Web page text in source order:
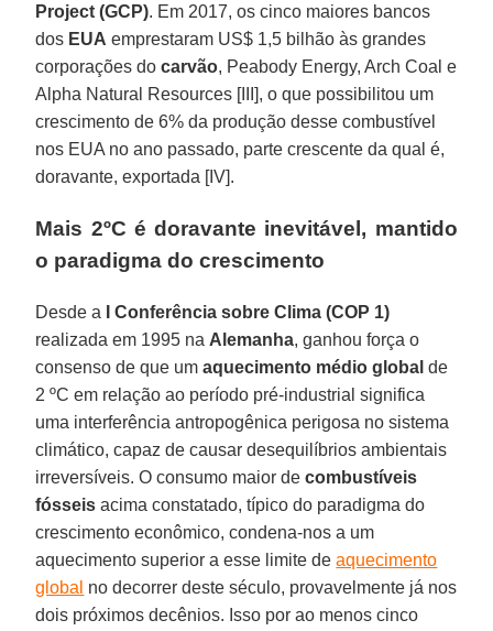
Project (GCP). Em 2017, os cinco maiores bancos
dos EUA emprestaram US$ 1,5 bilhão às grandes
corporações docarvão, Peabody Energy, Arch Coal e
Alpha Natural Resources [III], o que possibilitou um
crescimento de 6% da produção desse combustível
nos EUA no ano passado, parte crescente da qual é,
doravante, exportada [IV].
Mais 2ºC é doravante inevitável, mantido
o paradigma do crescimento
Desde a
I Conferência sobre Clima (COP 1)
realizada em 1995 na Alemanha, ganhou força o
consenso de que umaquecimento médio global de
2 ºC em relação ao período pré-industrial significa
uma interferência antropogênica perigosa no sistema
climático, capaz de causar desequilíbrios ambientais
irreversíveis. O consumo maior decombustíveis
fósseis acima constatado, típico do paradigma do
crescimento econômico, condena-nos a um
aquecimento superior a esse limite deaquecimento
global no decorrer deste século, provavelmente já nos
dois próximos decênios. Isso por ao menos cinco